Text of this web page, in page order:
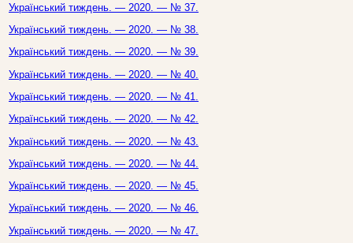
Український тиждень. — 2020. — № 37.
Український тиждень. — 2020. — № 38.
Український тиждень. — 2020. — № 39.
Український тиждень. — 2020. — № 40.
Український тиждень. — 2020. — № 41.
Український тиждень. — 2020. — № 42.
Український тиждень. — 2020. — № 43.
Український тиждень. — 2020. — № 44.
Український тиждень. — 2020. — № 45.
Український тиждень. — 2020. — № 46.
Український тиждень. — 2020. — № 47.